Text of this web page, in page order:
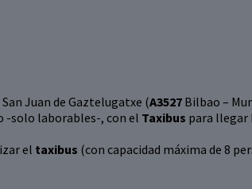
Juan de Gaztelugatxe (A3527 Bilbao –
-solo laborables-, con el Taxibus para llegar
el taxibus (con capacidad máxima de 8